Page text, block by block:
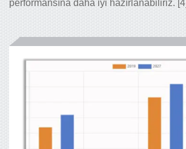
performansına daha iyi hazırlanabiliriz. [4]